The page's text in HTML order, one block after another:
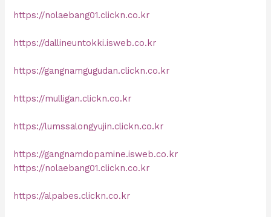
https://nolaebang01.clickn.co.kr
https://dallineuntokki.isweb.co.kr
https://gangnamgugudan.clickn.co.kr
https://mulligan.clickn.co.kr
https://lumssalongyujin.clickn.co.kr
https://gangnamdopamine.isweb.co.kr
https://nolaebang01.clickn.co.kr
https://alpabes.clickn.co.kr